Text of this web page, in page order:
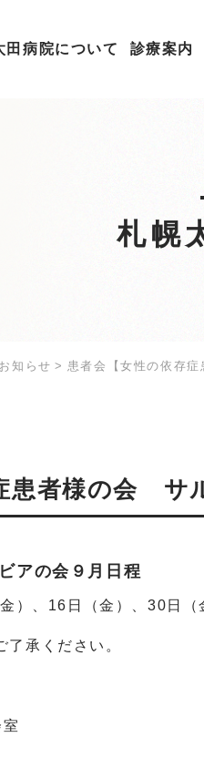
田病院について 診療案内
札幌
知らせ 患者会【女性の依存
患者様の会 サ
アの会９月日程
）、16日（金）、30日（
承ください。